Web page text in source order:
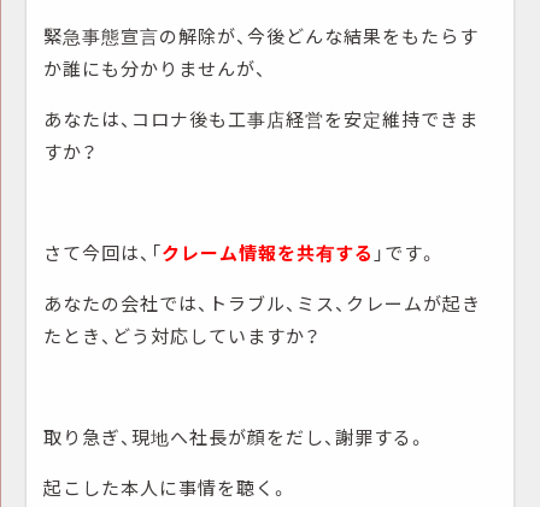
緊急事態宣言の解除が、今後どんな結果をもたらす
か誰にも分かりませんが、
あなたは、コロナ後も工事店経営を安定維持できま
すか？
さて今回は、「クレーム情報を共有する 」です。
あなたの会社では、トラブル、ミス、クレームが起き
たとき、どう対応していますか？
取り急ぎ、現地へ社長が顔をだし、謝罪する。
起こした本人に事情を聴く。